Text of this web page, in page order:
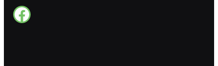
facebook